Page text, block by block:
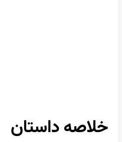
خلاصه داستان